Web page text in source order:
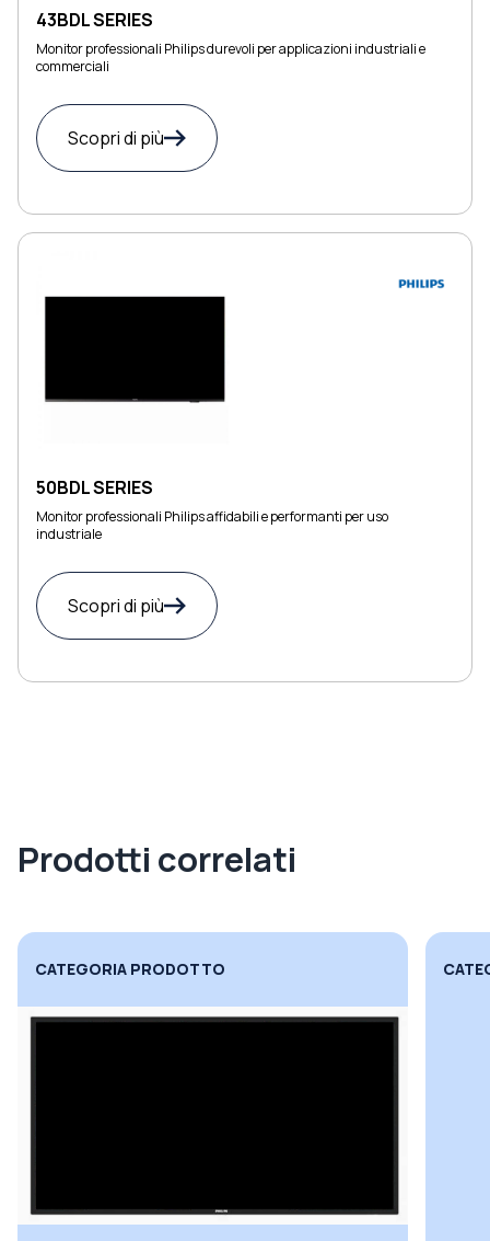
43BDL SERIES
Monitor professionali Philips durevoli per applicazioni industriali e
commerciali
Scopri di più
50BDL SERIES
Monitor professionali Philips affidabili e performanti per uso
industriale
Scopri di più
Prodotti correlati
CATEGORIA PRODOTTO